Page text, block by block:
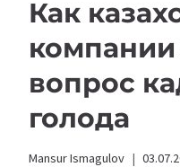
Как
вопрос
голода
Mansur Ismagulov